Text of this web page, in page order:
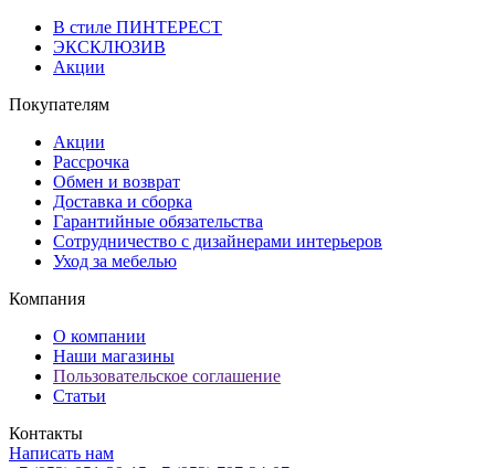
В стиле ПИНТЕРЕСТ
ЭКСКЛЮЗИВ
Акции
Покупателям
Акции
Рассрочка
Обмен и возврат
Доставка и сборка
Гарантийные обязательства
Сотрудничество с дизайнерами интерьеров
Уход за мебелью
Компания
О компании
Наши магазины
Пользовательское соглашение
Статьи
Контакты
Написать нам